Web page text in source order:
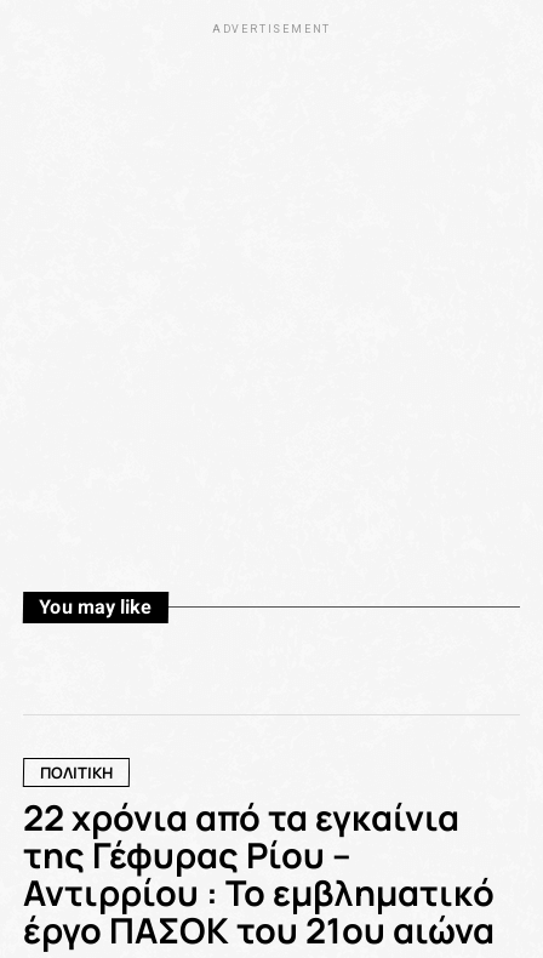
ADVERTISEMENT
You may like
ΠΟΛΙΤΙΚΗ
22 χρόνια από τα εγκαίνια
της Γέφυρας Ρίου –
Αντιρρίου : Το εμβληματικό
έργο ΠΑΣΟΚ του 21ου αιώνα